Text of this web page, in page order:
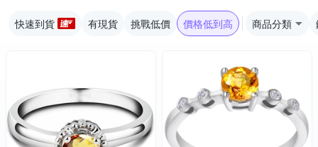
快速到貨 有現貨 挑戰低價 價格低到高 商品分類